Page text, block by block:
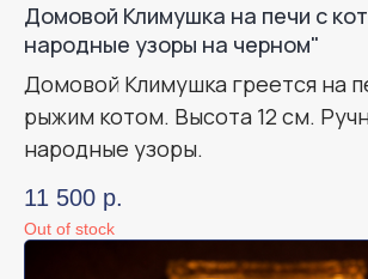
Домовой Климушка на печи с
народные узоры на черном"
Домовой Климушка греется на
рыжим котом. Высота 12 см.
народные узоры.
11 500 р.
Out of stock